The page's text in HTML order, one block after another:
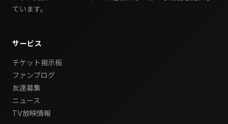
ています。
サービス
チケット掲示板
ファンブログ
友達募集
ニュース
TV放映情報